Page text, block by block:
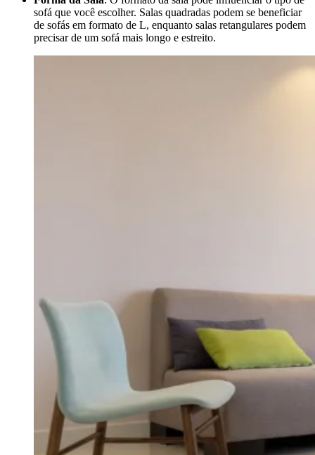
sofá que você escolher. Salas quadradas podem se beneficiar
de sofás em formato de L, enquanto salas retangulares podem
precisar de um sofá mais longo e estreito.